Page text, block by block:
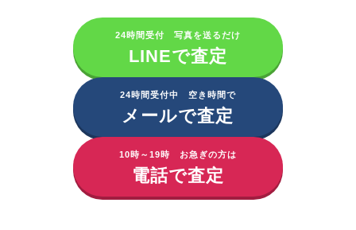
24時間受付 写真を送るだけ
LINEで査定
24時間受付中 空き時間で
メールで査定
10時～19時 お急ぎの方は
電話で査定